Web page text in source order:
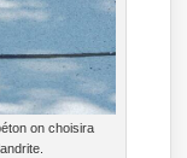
on choisira